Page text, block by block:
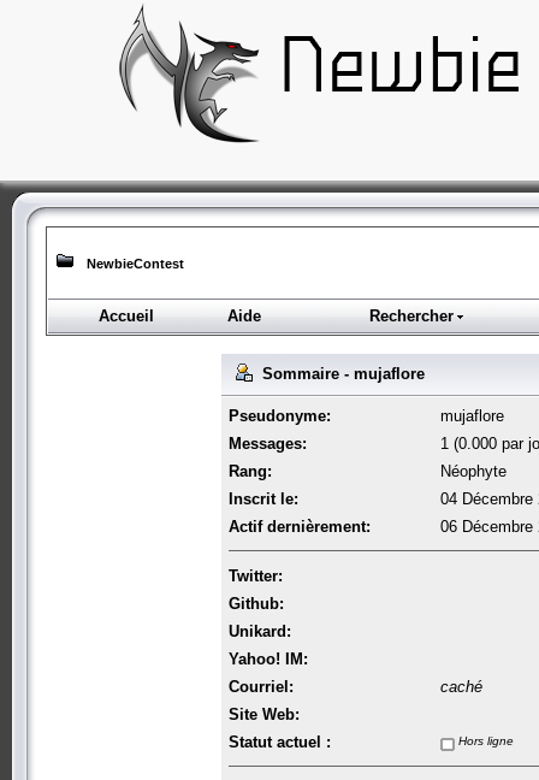
NewbieContest
Accueil Aide Rechercher
Sommaire - mujaflore
Pseudonyme:
mujaflore
Messages:
1 (0.000 par
Rang:
Néophyte
Inscrit le:
04 Décembre
Actif dernièrement:
06 Décembre
Twitter:
Github:
Unikard:
Yahoo! IM:
Courriel:
caché
Site Web:
Statut actuel :
Hors ligne